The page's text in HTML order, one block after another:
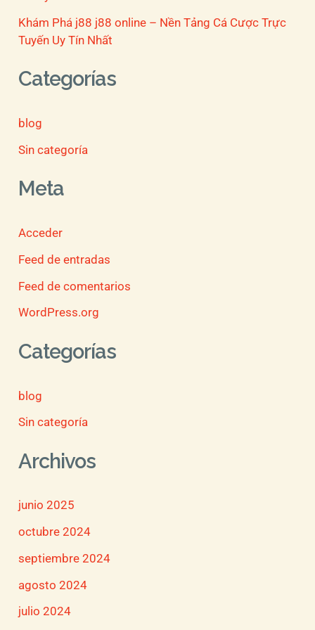
Khám Phá j88 j88 online – Nền Tảng Cá Cược Trực
Tuyến Uy Tín Nhất
Categorías
blog
Sin categoría
Meta
Acceder
Feed de entradas
Feed de comentarios
WordPress.org
Categorías
blog
Sin categoría
Archivos
junio 2025
octubre 2024
septiembre 2024
agosto 2024
julio 2024